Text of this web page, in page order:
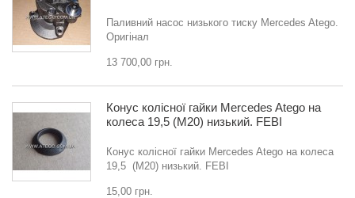
Паливний насос низького тиску Mercedes Atego.
Оригінал
13 700,00 грн.
Конус колісної гайки Mercedes Atego на
колеса 19,5 (M20) низький. FEBI
Конус колісної гайки Mercedes Atego на колеса
19,5 (M20) низький. FEBI
15,00 грн.